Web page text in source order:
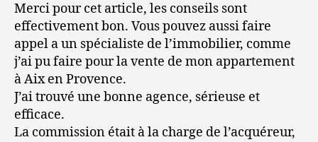
Merci pour cet article, les conseils sont
effectivement bon. Vous pouvez aussi faire
appel a un spécialiste de l’immobilier, comme
j’ai pu faire pour la vente de mon appartement
à Aix en Provence.
J’ai trouvé une bonne agence, sérieuse et
efficace.
La commission était à la charge de l’acquéreur,